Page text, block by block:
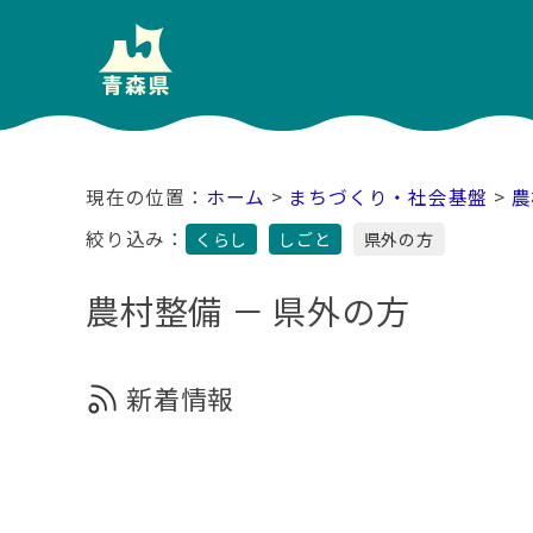
ホーム > まちづくり・社会基盤 >
絞り込み：
くらし しごと 県外の方
農村整備 － 県外の方
新着情報